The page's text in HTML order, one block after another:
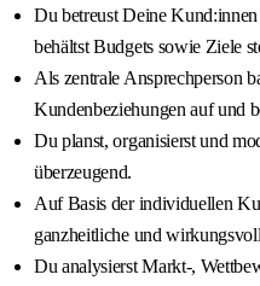
Du betreust Deine
behältst Budgets sowie Ziele
Als zentrale Ansprechperson
Kundenbeziehungen auf und
Du planst, organisierst und
überzeugend.
Auf Basis der individuellen
ganzheitliche und
Du analysierst Markt-,